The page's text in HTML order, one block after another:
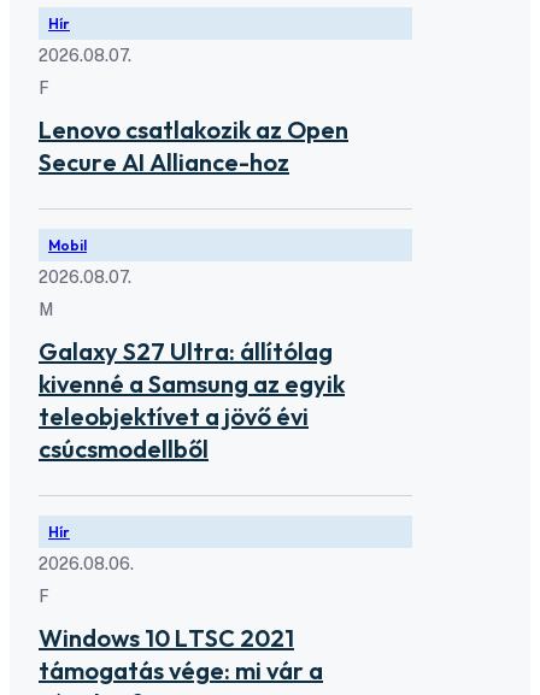
Hír
2026.08.07.
F
Lenovo csatlakozik az Open
Secure AI Alliance-hoz
Mobil
2026.08.07.
M
Galaxy S27 Ultra: állítólag
kivenné a Samsung az egyik
teleobjektívet a jövő évi
csúcsmodellből
Hír
2026.08.06.
F
Windows 10 LTSC 2021
támogatás vége: mi vár a